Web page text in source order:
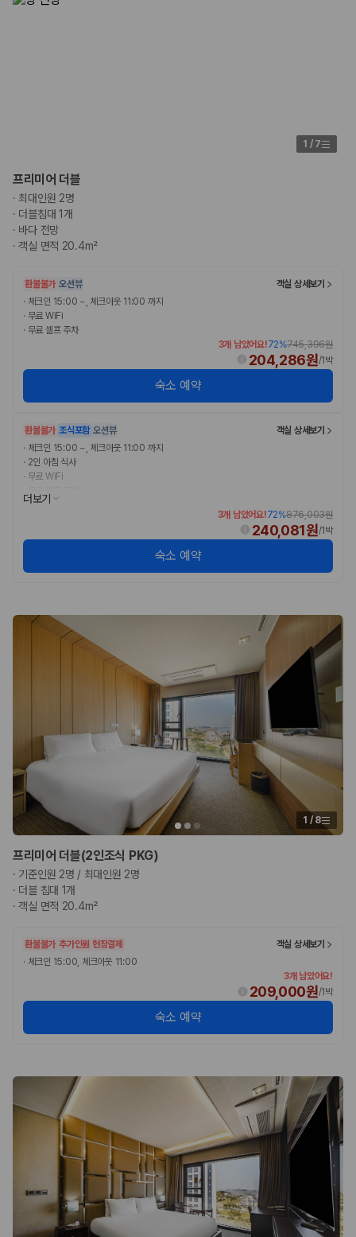
1 / 7
프리미어 더블
· 최대인원 2명
· 더블침대 1개
· 바다 전망
·객실 면적 20.4m²
환불불가 오션뷰
객실 상세보기
· 체크인 15:00 ~, 체크아웃 11:00 까지
· 무료 WiFi
· 무료 셀프 주차
3개 남았어요!72%745,396원
204,286원/1박
숙소 예약
환불불가 조식포함 오션뷰
객실 상세보기
· 체크인 15:00 ~, 체크아웃 11:00 까지
· 2인 아침 식사
· 무료 WiFi
무료 셀프 주차
더보기
3개 남았어요!72%876,003원
240,081원/1박
숙소 예약
1 / 8
프리미어 더블(2인조식 PKG)
· 기준인원 2명 / 최대인원 2명
· 더블 침대 1개
·객실 면적 20.4m²
환불불가 추가인원 현장결제
객실 상세보기
· 체크인 15:00, 체크아웃 11:00
3개 남았어요!
209,000원/1박
숙소 예약